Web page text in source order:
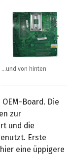
...und von hinten
Board. Die
zur
und die
Erste
eine üppigere